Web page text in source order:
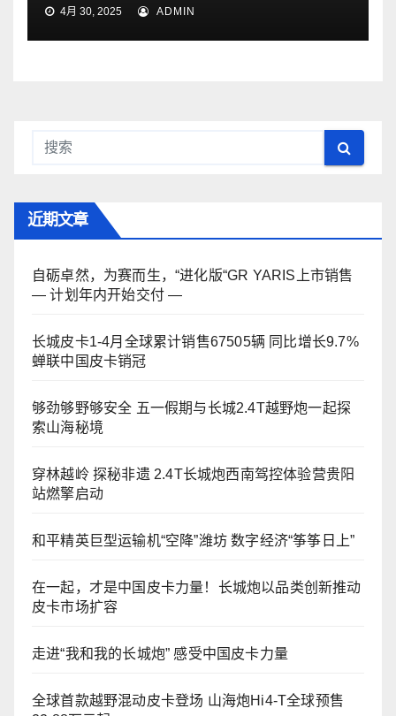
4月 30, 2025 ADMIN
近期文章
自砺卓然，为赛而生，“进化版“GR YARIS上市销售
— 计划年内开始交付 —
长城皮卡1-4月全球累计销售67505辆 同比增长9.7%
蝉联中国皮卡销冠
够劲够野够安全 五一假期与长城2.4T越野炮一起探
索山海秘境
穿林越岭 探秘非遗 2.4T长城炮西南驾控体验营贵阳
站燃擎启动
和平精英巨型运输机“空降”潍坊 数字经济“筝筝日上”
在一起，才是中国皮卡力量！长城炮以品类创新推动
皮卡市场扩容
走进“我和我的长城炮” 感受中国皮卡力量
全球首款越野混动皮卡登场 山海炮Hi4-T全球预售